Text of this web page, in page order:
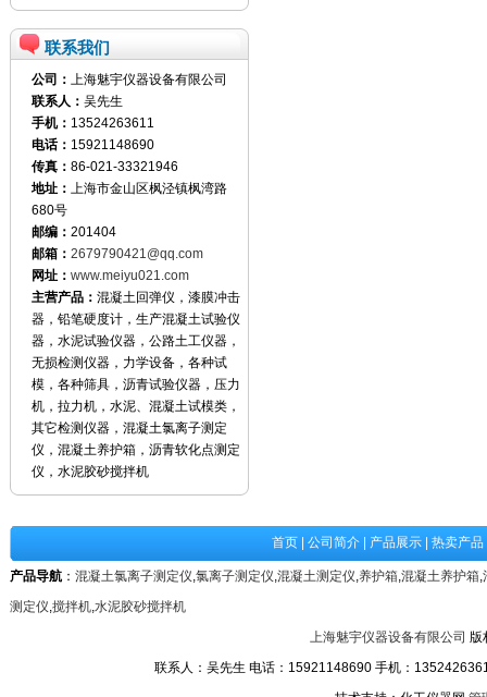
联系我们
公司： 上海魅宇仪器设备有限公司
联系人： 吴先生
手机： 13524263611
电话： 15921148690
传真： 86-021-33321946
地址： 上海市金山区枫泾镇枫湾路
680号
邮编： 201404
邮箱： 2679790421@qq.com
网址： www.meiyu021.com
主营产品： 混凝土回弹仪，漆膜冲击
器，铅笔硬度计，生产混凝土试验仪
器，水泥试验仪器，公路土工仪器，
无损检测仪器，力学设备，各种试
模，各种筛具，沥青试验仪器，压力
机，拉力机，水泥、混凝土试模类，
其它检测仪器，混凝土氯离子测定
仪，混凝土养护箱，沥青软化点测定
仪，水泥胶砂搅拌机
首页 公司简介 产品展示 热卖产品
产品导航 ： 混凝土氯离子测定仪,氯离子测定仪,混凝土测定仪,养护箱,混凝土养护箱,
测定仪,搅拌机,水泥胶砂搅拌机
上海魅宇仪器设备有限公司 版
联系人：吴先生 电话：15921148690 手机：